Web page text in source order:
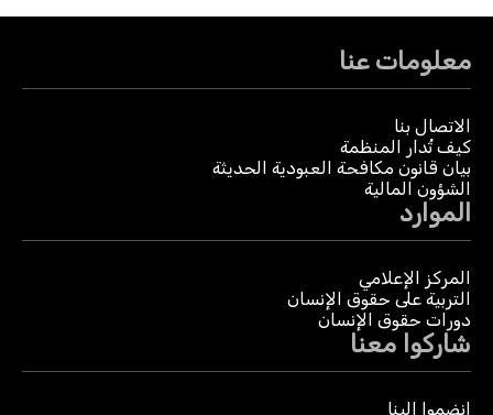
معلومات عنا
الاتصال بنا
كيف تُدار المنظمة
بيان قانون مكافحة العبودية الحديثة
الشؤون المالية
الموارد
المركز الإعلامي
التربية على حقوق الإنسان
دورات حقوق الإنسان
شاركوا معنا
انضموا إلينا